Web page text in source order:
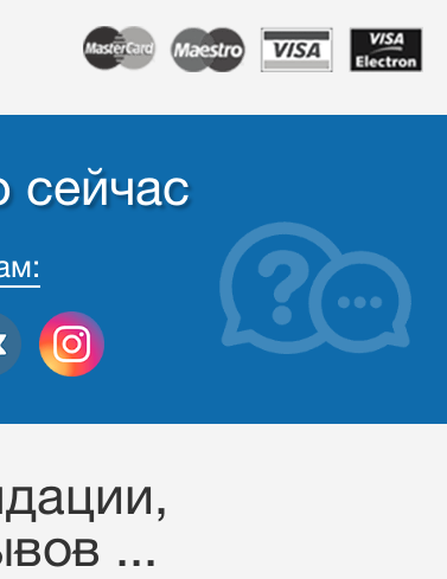
сейчас
...